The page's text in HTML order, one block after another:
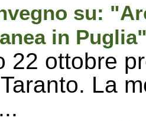
su:
in
22 ottobre
La